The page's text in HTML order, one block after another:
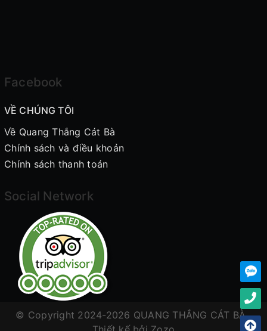
Facebook
VỀ CHÚNG TÔI
Về Quang Thắng Cát Bà
Chính sách và điều khoản
Chính sách thanh toán
Social Network
© Copyright 2024-2026 QUANG THẮNG CÁT BÀ .